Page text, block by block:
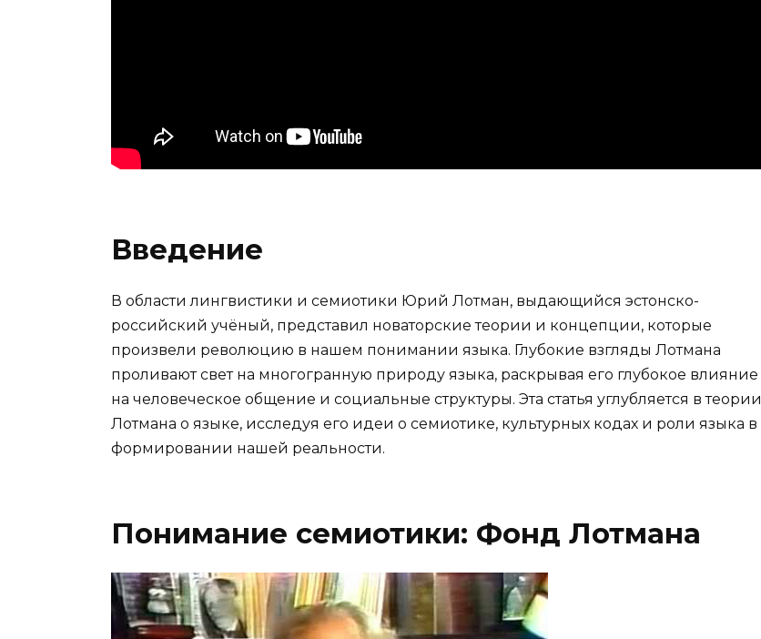
Введение
В области лингвистики и семиотики Юрий Лотман, выдающийся эстонско-
российский учёный, представил новаторские теории и концепции, которые
произвели революцию в нашем понимании языка. Глубокие взгляды Лотмана
проливают свет на многогранную природу языка, раскрывая его глубокое влияние
на человеческое общение и социальные структуры. Эта статья углубляется в теории
Лотмана о языке, исследуя его идеи о семиотике, культурных кодах и роли языка в
формировании нашей реальности.
Понимание семиотики: Фонд Лотмана